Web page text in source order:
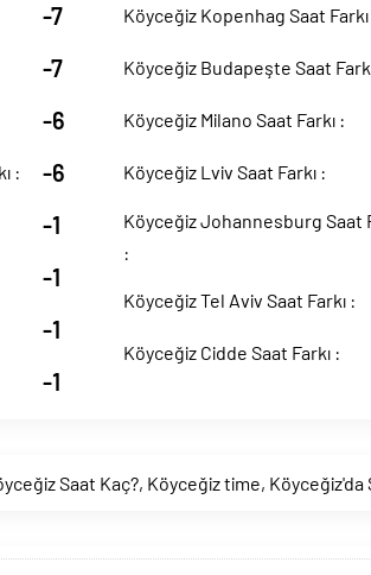
-7
-7
-6
: -6
-1
-1
-1
-1
Köyceğiz Kopenhag Saat Farkı
Köyceğiz Budapeşte Saat
Köyceğiz Milano Saat Farkı :
Köyceğiz Lviv Saat Farkı :
Köyceğiz Johannesburg Saat
:
Köyceğiz Tel Aviv Saat Farkı :
Köyceğiz Cidde Saat Farkı :
Saat Kaç?, Köyceğiz time, Köyceğiz'da